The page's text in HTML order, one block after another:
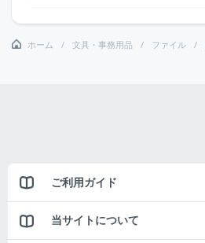
ホーム 文具・事務用品 ファイル
ご利用ガイド
当サイトについて